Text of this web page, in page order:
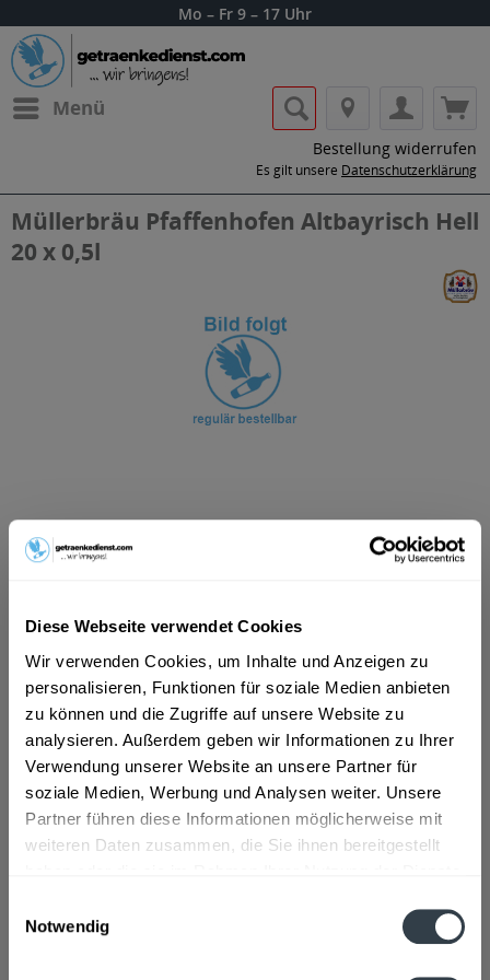
Diese Webseite verwendet Cookies
Wir verwenden Cookies, um Inhalte und Anzeigen zu
personalisieren, Funktionen für soziale Medien anbieten
zu können und die Zugriffe auf unsere Website zu
analysieren. Außerdem geben wir Informationen zu Ihrer
Verwendung unserer Website an unsere Partner für
soziale Medien, Werbung und Analysen weiter. Unsere
Partner führen diese Informationen möglicherweise mit
weiteren Daten zusammen, die Sie ihnen bereitgestellt
Notwendig
Mo – Fr 9 – 17 Uhr
Menü
Bestellung widerrufen
Es gilt unsere Datenschutzerklärung
Müllerbräu Pfaffenhofen Altbayrisch Hell
20 x 0,5l
19,99 € *
inkl. MwSt.ggf. zzgl. Erschwerniszuschlag
MEHRWEG
+3,10 € Pfand
In den Warenkorb
Hinzugefügt
Artikel-Nr.: 30464